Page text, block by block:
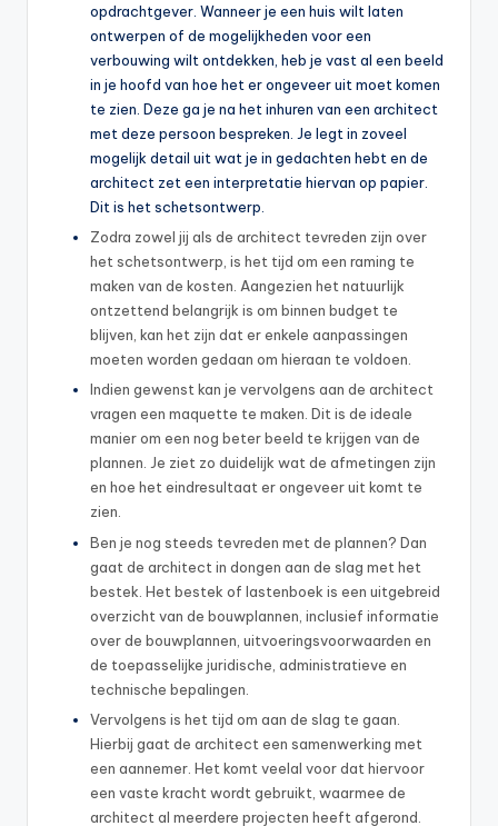
opdrachtgever. Wanneer je een huis wilt laten
ontwerpen of de mogelijkheden voor een
verbouwing wilt ontdekken, heb je vast al een beeld
in je hoofd van hoe het er ongeveer uit moet komen
te zien. Deze ga je na het inhuren van een architect
met deze persoon bespreken. Je legt in zoveel
mogelijk detail uit wat je in gedachten hebt en de
architect zet een interpretatie hiervan op papier.
Dit is het schetsontwerp.
Zodra zowel jij als de architect tevreden zijn over
het schetsontwerp, is het tijd om een raming te
maken van de kosten. Aangezien het natuurlijk
ontzettend belangrijk is om binnen budget te
blijven, kan het zijn dat er enkele aanpassingen
moeten worden gedaan om hieraan te voldoen.
Indien gewenst kan je vervolgens aan de architect
vragen een maquette te maken. Dit is de ideale
manier om een nog beter beeld te krijgen van de
plannen. Je ziet zo duidelijk wat de afmetingen zijn
en hoe het eindresultaat er ongeveer uit komt te
zien.
Ben je nog steeds tevreden met de plannen? Dan
gaat de architect in dongen aan de slag met het
bestek. Het bestek of lastenboek is een uitgebreid
overzicht van de bouwplannen, inclusief informatie
over de bouwplannen, uitvoeringsvoorwaarden en
de toepasselijke juridische, administratieve en
technische bepalingen.
Vervolgens is het tijd om aan de slag te gaan.
Hierbij gaat de architect een samenwerking met
een aannemer. Het komt veelal voor dat hiervoor
een vaste kracht wordt gebruikt, waarmee de
architect al meerdere projecten heeft afgerond.